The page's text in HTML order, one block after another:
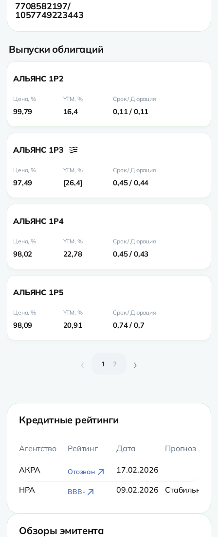
7708582197/
1057749223443
Выпуски облигаций
АЛЬЯНС 1P2
99,79 16,4 0,11 / 0,11
АЛЬЯНС 1P3
97,49 26,4 0,45 / 0,44
АЛЬЯНС 1P4
98,02 22,78 0,45 / 0,43
АЛЬЯНС 1P5
98,09 20,91 0,74 / 0,7
‹ 1 2 ›
Кредитные рейтинги
Агентство Рейтинг Дата Прогноз
АКРА Отозван 17.02.2026
НРА BBB- 09.02.2026 Стабильный
Обзоры эмитента